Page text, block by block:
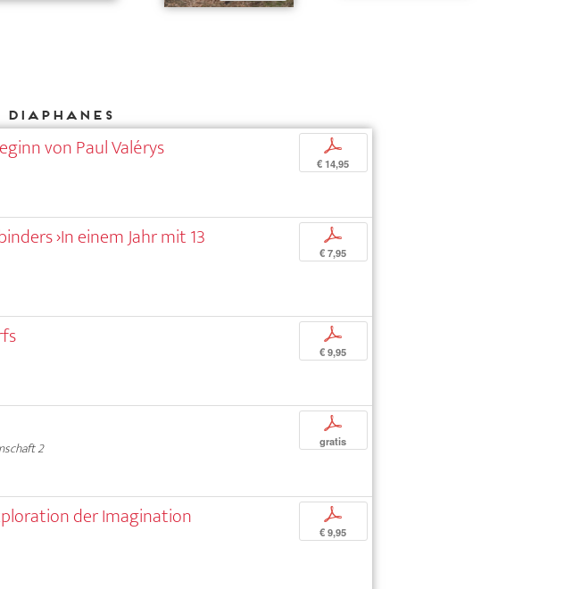
von Paul Valérys p
€ 14,95
›In einem Jahr mit 13 p
€ 7,95
p
€ 9,95
2
p
gratis
der Imagination p
€ 9,95